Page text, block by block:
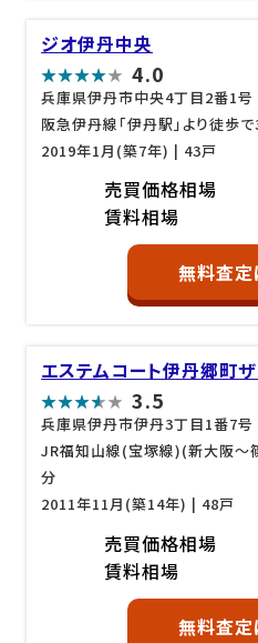
ジオ伊丹中央
4.0
兵庫県伊丹市中央4丁目2番1号
阪急伊丹線「伊丹駅」より徒歩
2019年1月(築7年) | 43戸
売買価格相場
賃料相場
無料査定
エステムコート伊丹郷町
3.5
兵庫県伊丹市伊丹3丁目1番7号
JR福知山線(宝塚線)(新大阪～
分
2011年11月(築14年) | 48戸
売買価格相場
賃料相場
無料査定